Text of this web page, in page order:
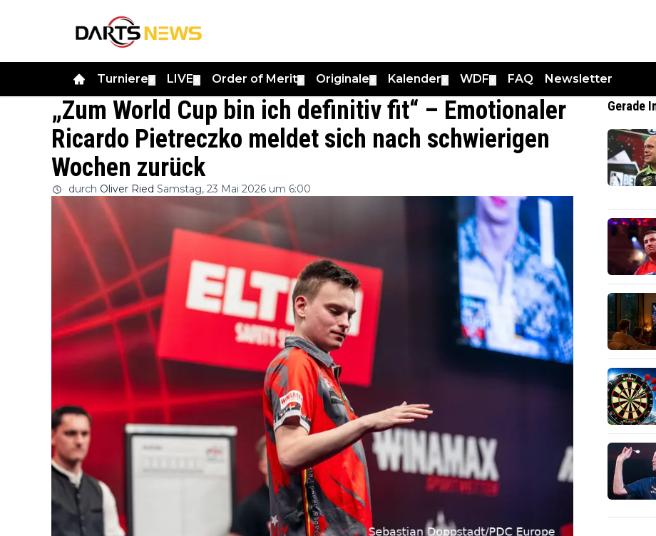
Turniere LIVE Order of Merit Originale Kalender WDF FAQ Newsletter
„Zum World Cup bin ich definitiv fit“ – Emotionaler
Ricardo Pietreczko meldet sich nach schwierigen
Wochen zurück
durch Oliver Ried Samstag, 23 Mai 2026 um 6:00
Gerade